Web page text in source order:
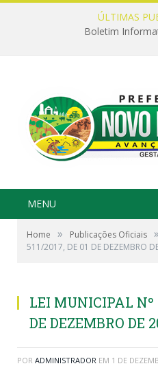
ÚLTIMAS
Boletim
MENU
Home » Publicações Oficiais »
511/2017, DE 01 DE DEZEMBRO
LEI MUNICIPAL Nº
DE DEZEMBRO DE
POR ADMINISTRADOR EM 1 DE